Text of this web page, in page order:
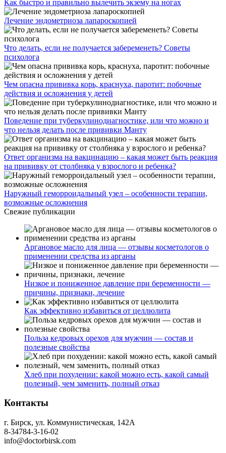
Как быстро и правильно вылечить экзему на ногах
Лечение эндометриоза лапароскопией
Что делать, если не получается забеременеть? Советы
психолога
Чем опасна прививка корь, краснуха, паротит: побочные
действия и осложнения у детей
Поведение при туберкулинодиагностике, или что можно и
что нельзя делать после прививки Манту
Ответ организма на вакцинацию – какая может быть реакция
на прививку от столбняка у взрослого и ребенка?
Наружный геморроидальный узел – особенности терапии,
возможные осложнения
Свежие публикации
Аргановое масло для лица — отзывы косметологов о
применении средства из арганы
Низкое и пониженное давление при беременности —
причины, признаки, лечение
Как эффективно избавиться от целлюлита
Польза кедровых орехов для мужчин — состав и
полезные свойства
Хлеб при похудении: какой можно есть, какой самый
полезный, чем заменить, полный отказ
Контакты
г. Бирск, ул. Коммунистическая, 142А
8-34784-3-16-02
info@doctorbirsk.com